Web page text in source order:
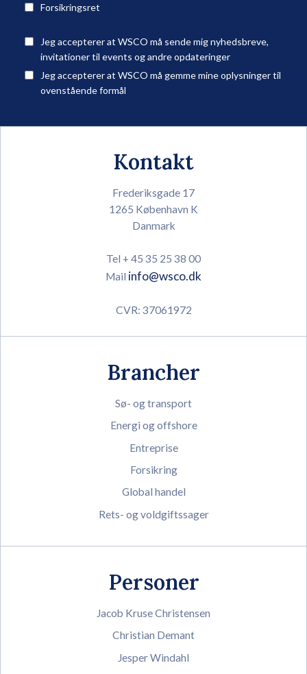
Forsikringsret
Jeg accepterer at WSCO må sende mig nyhedsbreve,
invitationer til events og andre opdateringer
Jeg accepterer at WSCO må gemme mine oplysninger til
ovenstående formål
Kontakt
Frederiksgade 17
1265 København K
Danmark
Tel + 45 35 25 38 00
Mail info@wsco.dk
CVR: 37061972
Brancher
Sø- og transport
Energi og offshore
Entreprise
Forsikring
Global handel
Rets- og voldgiftssager
Personer
Jacob Kruse Christensen
Christian Demant
Jesper Windahl